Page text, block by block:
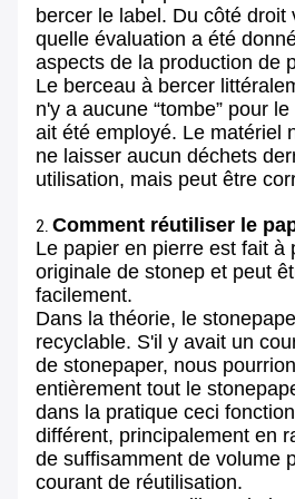
bercer le label. Du côté droit
quelle évaluation a été
aspects de la production de
Le berceau à bercer
n'y a aucune “tombe” pour
ait été employé. Le matériel
ne laisser aucun déchets
utilisation, mais peut être
2. Comment réutiliser le
Le papier en pierre est fait à
originale de stonep et peut
facilement.
Dans la théorie, le
recyclable. S'il y avait un
de stonepaper, nous
entièrement tout le
dans la pratique ceci
différent, principalement en
de suffisamment de volume
courant de réutilisation.